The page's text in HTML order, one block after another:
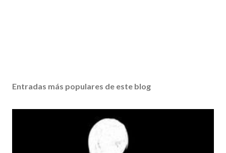
Entradas más populares de este blog